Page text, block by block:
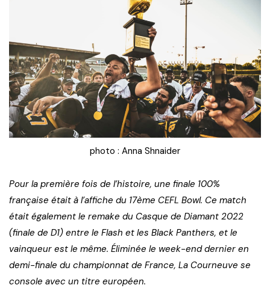
photo : Anna Shnaider
Pour la première fois de l’histoire, une finale 100%
française était à l’affiche du 17ème CEFL Bowl. Ce match
était également le remake du Casque de Diamant 2022
(finale de D1) entre le Flash et les Black Panthers, et le
vainqueur est le même. Éliminée le week-end dernier en
demi-finale du championnat de France, La Courneuve se
console avec un titre européen.